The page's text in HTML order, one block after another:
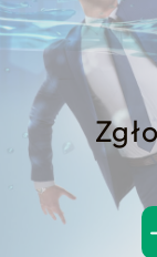
firmie.